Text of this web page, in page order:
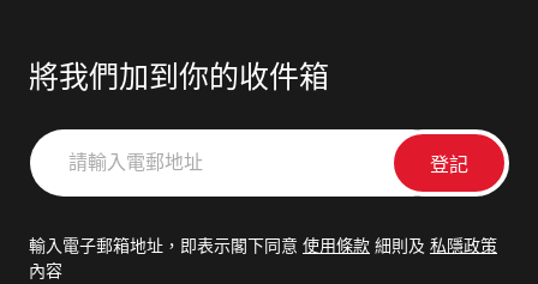
將我們加到你的收件箱
請
輸
郵
輸入電子郵箱地址，即表示閣下同意 使用條款 細則及 私隱政策
內容